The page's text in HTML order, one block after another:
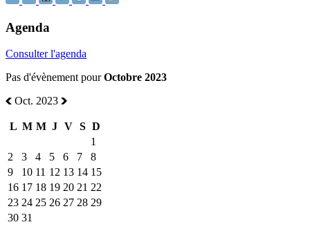
Agenda
Consulter l'agenda
Pas d'évènement pourOctobre 2023
Oct. 2023
L M M J V S D
1
2
3 4 5 6 7
8
9
10 11 12 13 14 15
16 17 18 19 20 21 22
23 24 25 26 27 28 29
30 31